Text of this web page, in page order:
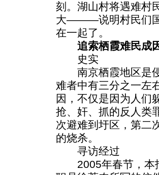
刻。湖山村将遇难村
大———说明村民们国
在一起了。
追索栖霞难民成
史实
南京栖霞地区是侵
难者中有三分之一左
因，不仅是因为人们
抢、奸、抓的反人类
次避难到圩区，第二
的烧杀。
寻访经过
2005年春节，本报